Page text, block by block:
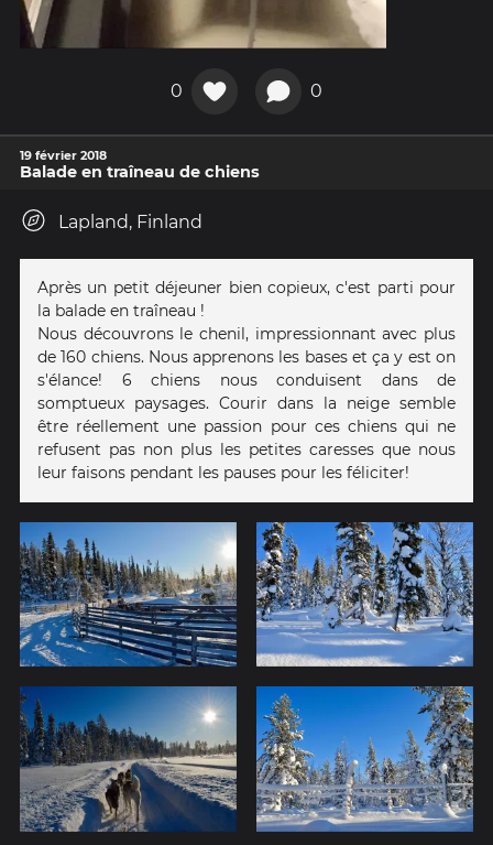
0 0
19 février 2018
Balade en traîneau de chiens
Lapland, Finland
Après un petit déjeuner bien copieux, c'est parti pour
la balade en traîneau !
Nous découvrons le chenil, impressionnant avec plus
de 160 chiens. Nous apprenons les bases et ça y est on
s'élance! 6 chiens nous conduisent dans de
somptueux paysages. Courir dans la neige semble
être réellement une passion pour ces chiens qui ne
refusent pas non plus les petites caresses que nous
leur faisons pendant les pauses pour les féliciter!